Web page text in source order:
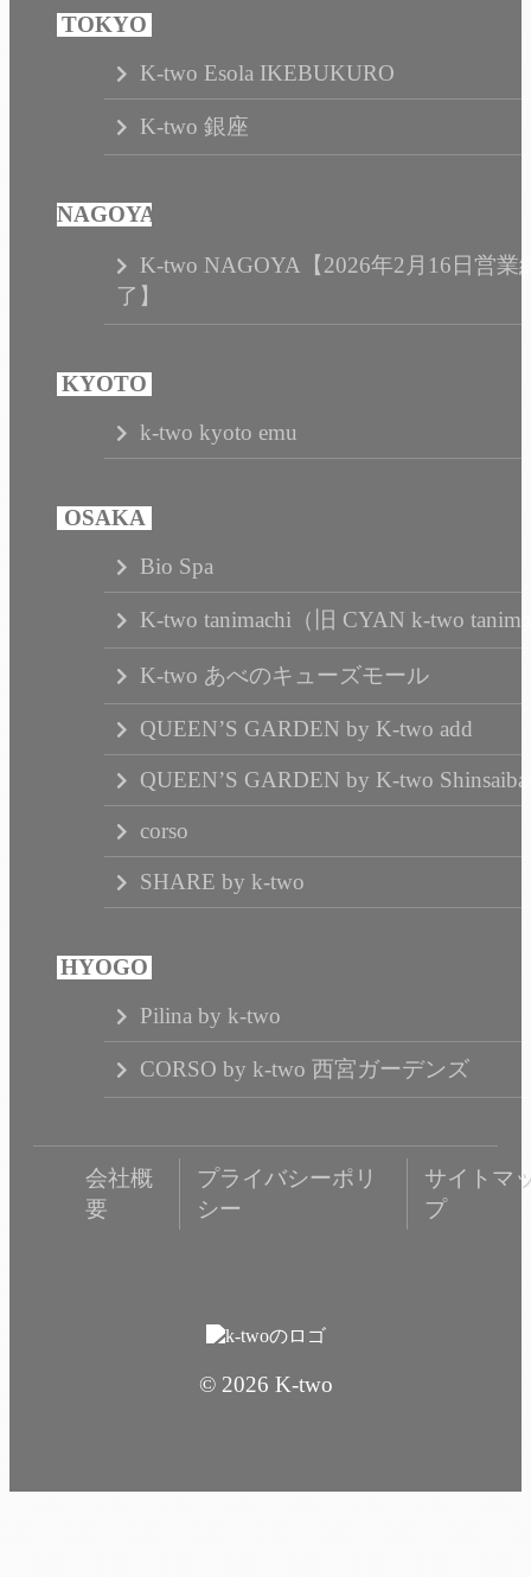
K-two Esola IKEBUKURO
K-two 銀座
K-two NAGOYA【2026年2月16日営業
了】
k-two kyoto emu
Bio Spa
K-two tanimachi（旧 CYAN k-two
K-two あべのキューズモール
QUEEN’S GARDEN by K-two add
QUEEN’S GARDEN by K-two
corso
SHARE by k-two
Pilina by k-two
CORSO by k-two 西宮ガーデンズ
会社概
要
プライバシーポリ
シー
サイトマ
プ
© 2026 K-two